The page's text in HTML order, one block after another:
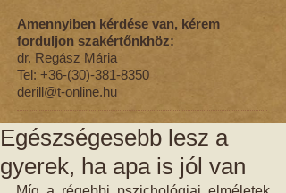
Amennyiben kérdése van, kérem
forduljon szakértőnkhöz:
dr. Regász Mária
Tel: +36-(30)-381-8350
derill@t-online.hu
Egészségesebb lesz a
gyerek, ha apa is jól van